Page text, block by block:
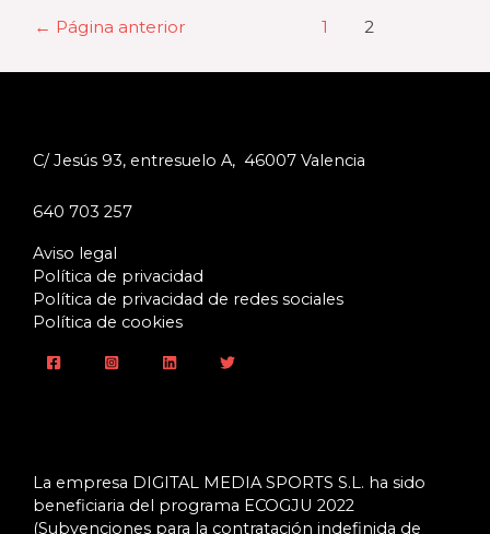
← Página anterior 1 2
C/ Jesús 93, entresuelo A, 46007 Valencia
640 703 257
Aviso legal
Política de privacidad
Política de privacidad de redes sociales
Política de cookies
La empresa DIGITAL MEDIA SPORTS S.L. ha sido
beneficiaria del programa ECOGJU 2022
(Subvenciones para la contratación indefinida de